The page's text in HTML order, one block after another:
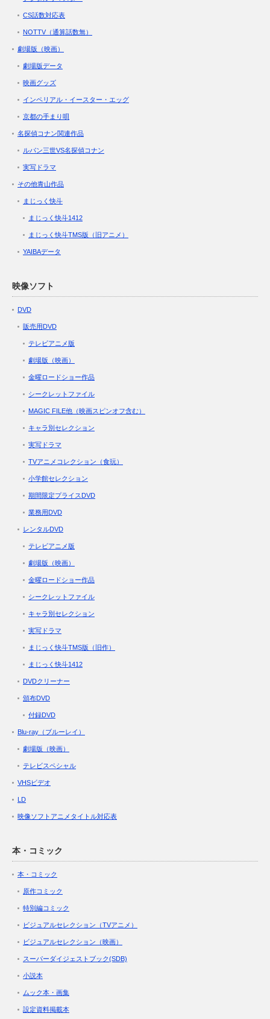
CS話数対応表
NOTTV（通算話数無）
劇場版（映画）
劇場版データ
映画グッズ
インペリアル・イースター・エッグ
京都の手まり唄
名探偵コナン関連作品
ルパン三世VS名探偵コナン
実写ドラマ
その他青山作品
まじっく快斗
まじっく快斗1412
まじっく快斗TMS版（旧アニメ）
YAIBAデータ
映像ソフト
DVD
販売用DVD
テレビアニメ版
劇場版（映画）
金曜ロードショー作品
シークレットファイル
MAGIC FILE他（映画スピンオフ含む）
キャラ別セレクション
実写ドラマ
TVアニメコレクション（食玩）
小学館セレクション
期間限定プライスDVD
業務用DVD
レンタルDVD
テレビアニメ版
劇場版（映画）
金曜ロードショー作品
シークレットファイル
キャラ別セレクション
実写ドラマ
まじっく快斗TMS版（旧作）
まじっく快斗1412
DVDクリーナー
頒布DVD
付録DVD
Blu-ray（ブルーレイ）
劇場版（映画）
テレビスペシャル
VHSビデオ
LD
映像ソフトアニメタイトル対応表
本・コミック
本・コミック
原作コミック
特別編コミック
ビジュアルセレクション（TVアニメ）
ビジュアルセレクション（映画）
スーパーダイジェストブック(SDB)
小説本
ムック本・画集
設定資料掲載本